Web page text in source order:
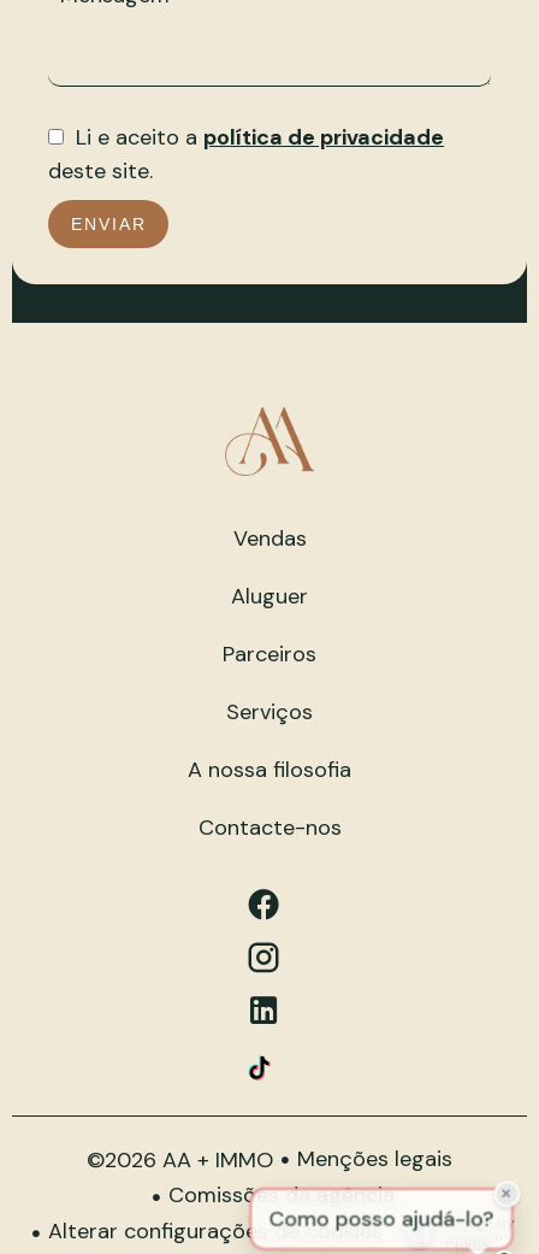
Li e aceito a política de privacidade
deste site.
ENVIAR
Vendas
Aluguer
Parceiros
Serviços
A nossa filosofia
Contacte-nos
©2026 AA + IMMO
Menções legais
Comissões da agência
Alterar configurações de cookies
Design by